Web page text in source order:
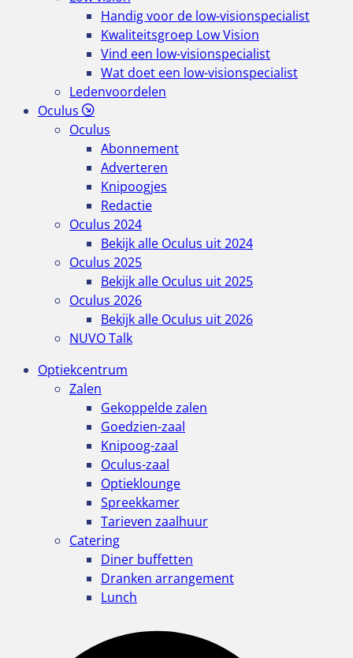
Handig voor de low-visionspecialist
Kwaliteitsgroep Low Vision
Vind een low-visionspecialist
Wat doet een low-visionspecialist
Ledenvoordelen
Oculus
Oculus
Abonnement
Adverteren
Knipoogjes
Redactie
Oculus 2024
Bekijk alle Oculus uit 2024
Oculus 2025
Bekijk alle Oculus uit 2025
Oculus 2026
Bekijk alle Oculus uit 2026
NUVO Talk
Optiekcentrum
Zalen
Gekoppelde zalen
Goedzien-zaal
Knipoog-zaal
Oculus-zaal
Optieklounge
Spreekkamer
Tarieven zaalhuur
Catering
Diner buffetten
Dranken arrangement
Lunch